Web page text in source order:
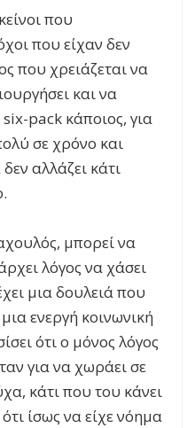
που
που είχαν δεν
που χρειάζεται να
και να
pack κάποιος, για
σε χρόνο και
αλλάζει κάτι
μπορεί να
λόγος να χάσει
μια δουλειά που
ενεργή κοινωνική
ότι ο μόνος λόγος
για να χωράει σε
κάτι που του κάνει
ίσως να είχε νόημα